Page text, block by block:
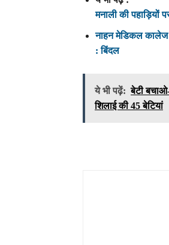
मनाली की पहाड़ियों
नाहन मेडिकल कालेज
: बिंदल
ये भी पढ़ें: बेटी बचाओ-
शिलाई की 45 बेटियां